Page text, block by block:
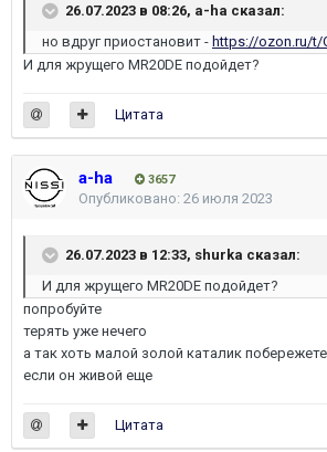
26.07.2023 в 08:26, a-ha сказал:
но вдруг приостановит - https://ozon.ru/t/
И для жрущего MR20DE подойдет?
Цитата
a-ha 3657
Опубликовано: 26 июля 2023
26.07.2023 в 12:33, shurka сказал:
И для жрущего MR20DE подойдет?
попробуйте
терять уже нечего
а так хоть малой золой каталик побережете
если он живой еще
Цитата